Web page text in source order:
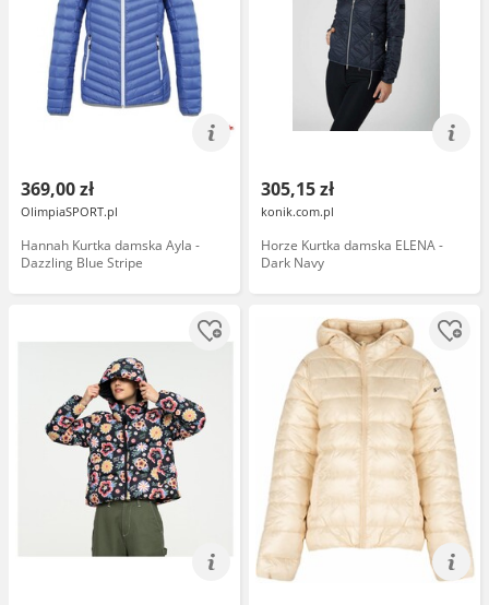
369,00 zł
OlimpiaSPORT.pl
Hannah Kurtka damska Ayla -
Dazzling Blue Stripe
305,15 zł
konik.com.pl
Horze Kurtka damska ELENA -
Dark Navy